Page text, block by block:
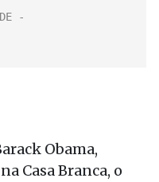
Obama,
Casa Branca, o